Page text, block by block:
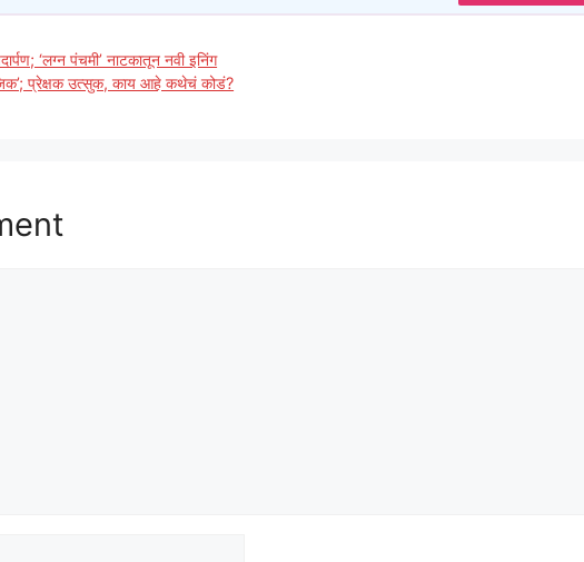
‘लग्न पंचमी’ नाटकातून नवी इनिंग
प्रेक्षक उत्सुक, काय आहे कथेचं कोडं?